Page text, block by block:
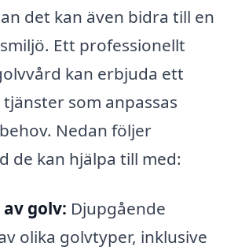
det kan även bidra till en
Ett professionellt
kan erbjuda ett
som anpassas
Nedan följer
de kan hjälpa till med:
golv: Djupgående
olika golvtyper, inklusive